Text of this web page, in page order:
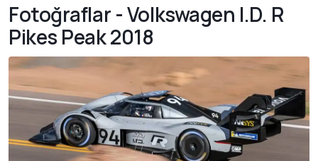
Fotoğraflar - Volkswagen I.D. R
Pikes Peak 2018